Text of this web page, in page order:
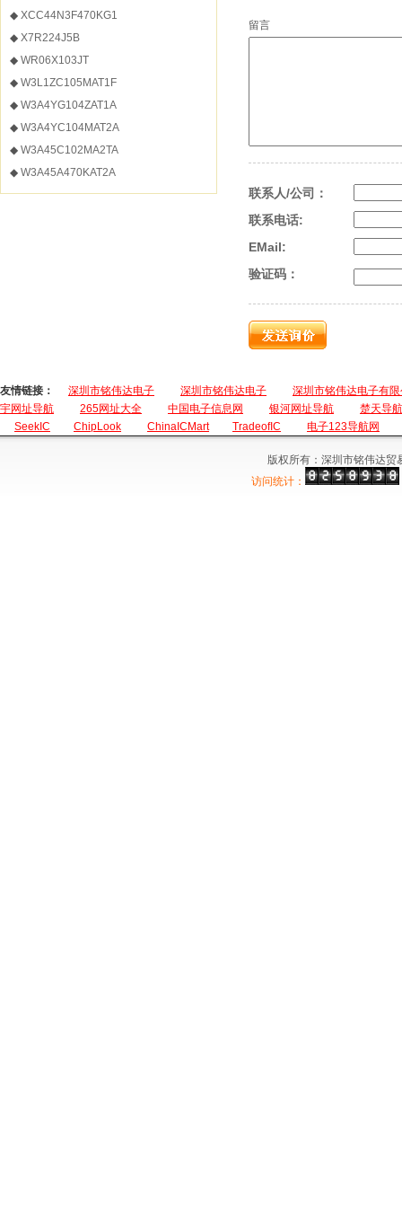
◆ XCC44N3F470KG1
◆ X7R224J5B
◆ WR06X103JT
◆ W3L1ZC105MAT1F
◆ W3A4YG104ZAT1A
◆ W3A4YC104MAT2A
◆ W3A45C102MA2TA
◆ W3A45A470KAT2A
留言
联系人/公司：
联系电话:
EMail:
验证码：
友情链接： 深圳市铭伟达电子 深圳市铭伟达电子
深圳市铭伟达电子有
宇网址导航
265网址大全 中国电子信息网 银河网址导航
楚天导航
SeekIC
ChipLook ChinaICMart TradeofIC 电子123导航网
版权所有：深圳市铭伟达
访问统计：